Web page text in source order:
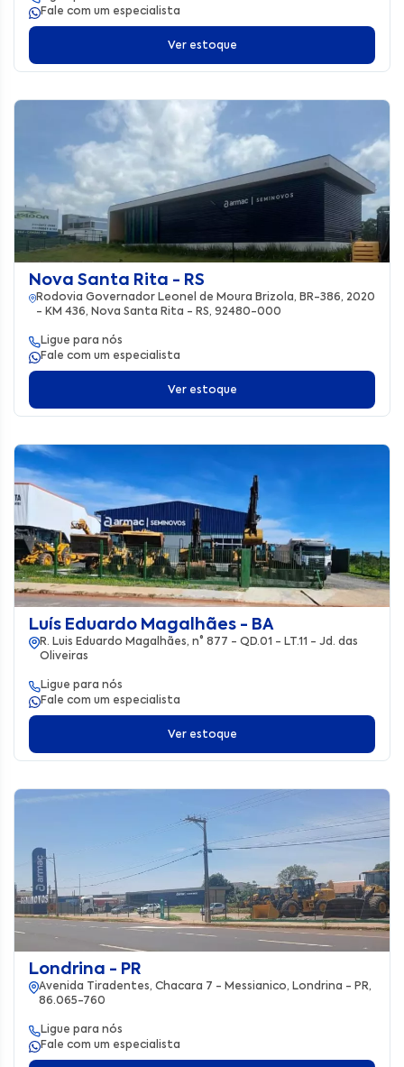
Fale com um especialista
Ver estoque
Nova Santa Rita - RS
Rodovia Governador Leonel de Moura Brizola, BR-386, 2020
- KM 436, Nova Santa Rita - RS, 92480-000
Ligue para nós
Fale com um especialista
Ver estoque
Luís Eduardo Magalhães - BA
R. Luis Eduardo Magalhães, n° 877 - QD.01 - LT.11 - Jd. das
Oliveiras
Ligue para nós
Fale com um especialista
Ver estoque
Londrina - PR
Avenida Tiradentes, Chacara 7 - Messianico, Londrina - PR,
86.065-760
Ligue para nós
Fale com um especialista